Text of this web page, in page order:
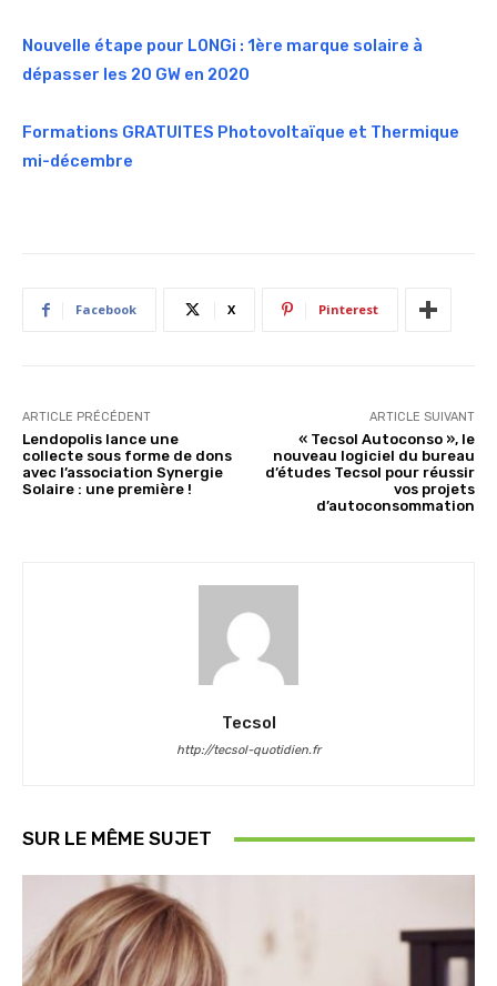
Nouvelle étape pour LONGi : 1ère marque solaire à
dépasser les 20 GW en 2020
Formations GRATUITES Photovoltaïque et Thermique
mi-décembre
Facebook X Pinterest
ARTICLE PRÉCÉDENT
Lendopolis lance une
collecte sous forme de dons
avec l’association Synergie
Solaire : une première !
ARTICLE SUIVANT
« Tecsol Autoconso », le
nouveau logiciel du bureau
d’études Tecsol pour réussir
vos projets
d’autoconsommation
Tecsol
http://tecsol-quotidien.fr
SUR LE MÊME SUJET